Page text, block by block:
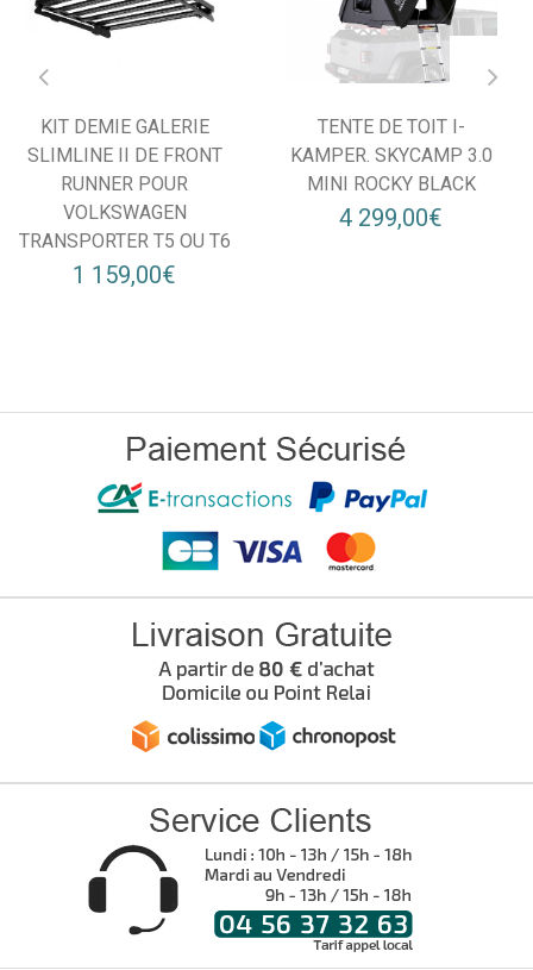
KIT DEMIE GALERIE
SLIMLINE II DE FRONT
RUNNER POUR
VOLKSWAGEN
TRANSPORTER T5 OU T6
1 159,00€
TENTE DE TOIT I-
KAMPER. SKYCAMP 3.0
MINI ROCKY BLACK
4 299,00€